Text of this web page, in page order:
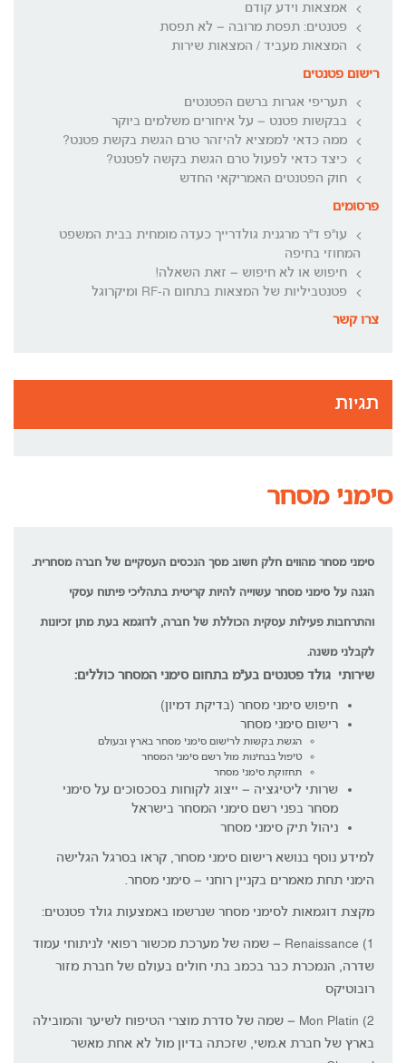
אמצאות וידע קודם
פטנטים: תפסת מרובה – לא תפסת
המצאות מעביד / המצאות שירות
רישום פטנטים
תעריפי אגרות ברשם הפטנטים
בבקשות פטנט – על איחורים משלמים ביוקר
ממה כדאי לממציא להיזהר טרם הגשת בקשת פטנט?
כיצד כדאי לפעול טרם הגשת בקשה לפטנט?
חוק הפטנטים האמריקאי החדש
פרסומים
עו"פ ד"ר מרגנית גולדרייך כעדה מומחית בבית המשפט
המחוזי בחיפה
חיפוש או לא חיפוש – זאת השאלה!
פטנטביליות של המצאות בתחום ה-RF ומיקרוגל
צרו קשר
תגיות
סימני מסחר
סימני מסחר מהווים חלק חשוב מסך הנכסים העסקיים של חברה מסחרית.
הגנה על סימני מסחר עשוייה להיות קריטית בתהליכי פיתוח עסקי
והתרחבות פעילות עסקית הכוללת של חברה, לדוגמא בעת מתן זכיונות
לקבלני משנה.
שירותי גולד פטנטים בע"מ בתחום סימני המסחר כוללים:
חיפוש סימני מסחר (בדיקת דמיון)
רישום סימני מסחר
הגשת בקשות לרישום סימני מסחר בארץ ובעולם
טיפול בבחינות מול רשם סימני המסחר
תחזוקת סימני מסחר
שרותי ליטיגציה – ייצוג לקוחות בסכסוכים על סימני
מסחר בפני רשם סימני המסחר בישראל
ניהול תיק סימני מסחר
למידע נוסף בנושא רישום סימני מסחר, קראו בסרגל הגלישה
הימני תחת מאמרים בקניין רוחני – סימני מסחר.
מקצת דוגמאות לסימני מסחר שנרשמו באמצעות גולד פטנטים:
1) Renaissance – שמה של מערכת מכשור רפואי לניתוחי עמוד
שדרה, הנמכרת כבר בכמב בתי חולים בעולם של חברת מזור
רובוטיקס
2) Mon Platin – שמה של סדרת מוצרי הטיפוח לשיער והמובילה
בארץ של חברת א.משי, שזכתה בדיון מול לא אחת מאשר